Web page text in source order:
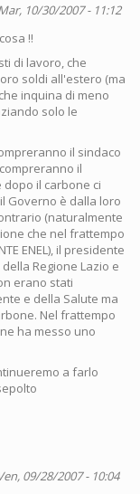
10/30/2007 - 11:12
!!
di lavoro, che
soldi all'estero (ma
inquina di meno
solo le
il sindaco
il
il carbone ci
Governo è dalla loro
(naturalmente
che nel frattempo
ENEL), il presidente
Regione Lazio e
erano stati
e della Salute ma
Nel frattempo
ha messo uno
a farlo
09/28/2007 - 10:04